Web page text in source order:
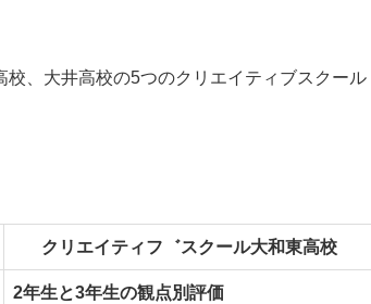
、大井高校の5つのクリエイティブスクール
クリエイティフ゛スクール大和東高校
2年生と3年生の観点別評価